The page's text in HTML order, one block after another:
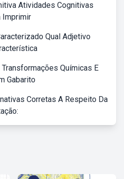
Atividades Cognitivas
Imprimir
Qual Adjetivo
Químicas E
Gabarito
Corretas A Respeito Da